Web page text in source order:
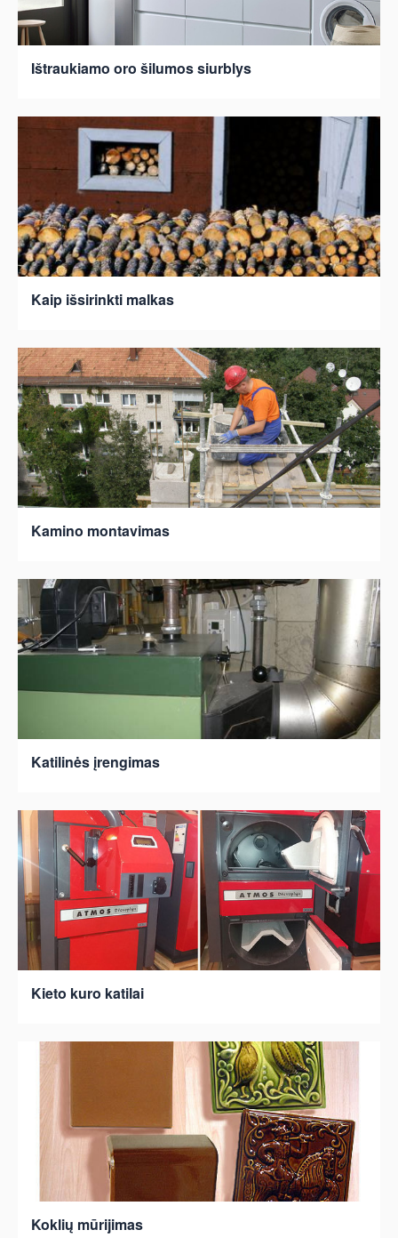
Ištraukiamo oro šilumos siurblys
Kaip išsirinkti malkas
Kamino montavimas
Katilinės įrengimas
Kieto kuro katilai
Koklių mūrijimas